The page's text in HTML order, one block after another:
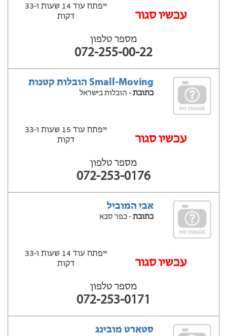
עכשיו סגור
ייפתח עוד 14 שעות ‫ו-33
דקות
מספר טלפון
072-255-00-22
Small-Moving הובלות קטנות
כתובת- הובלות בישראל
עכשיו סגור
ייפתח עוד 15 שעות ‫ו-33
דקות
מספר טלפון
072-253-0176
אבי המוביל
כתובת- כפר סבא
עכשיו סגור
ייפתח עוד 14 שעות ‫ו-33
דקות
מספר טלפון
072-253-0171
סטארט מובינג